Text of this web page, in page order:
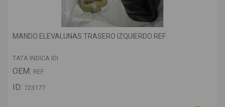
MANDO ELEVALUNAS TRASERO IZQUIERDO REF
TATA INDICA IDI
OEM: REF
ID: 723177